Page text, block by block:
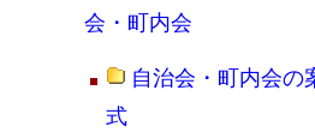
会・町内会
自治会・町内会の
式